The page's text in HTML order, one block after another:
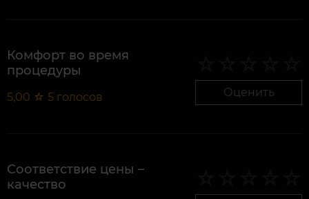
Комфорт во время
процедуры
5,00 ☆ 5 голосов Оценить
Соответствие цены –
качество